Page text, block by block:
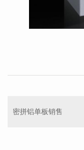
密拼铝单板销售